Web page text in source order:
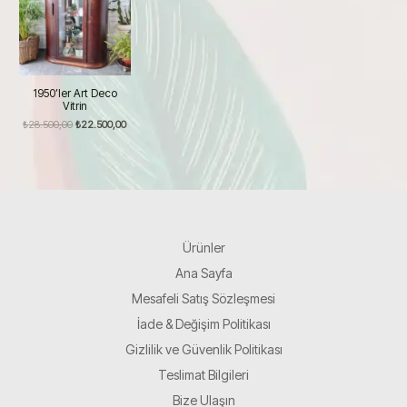
1950’ler Art Deco
Vitrin
₺28.500,00Orijinal
₺22.500,00Şu
Ürünler
Ana Sayfa
Mesafeli Satış Sözleşmesi
İade & Değişim Politikası
Gizlilik ve Güvenlik Politikası
Teslimat Bilgileri
Bize Ulaşın